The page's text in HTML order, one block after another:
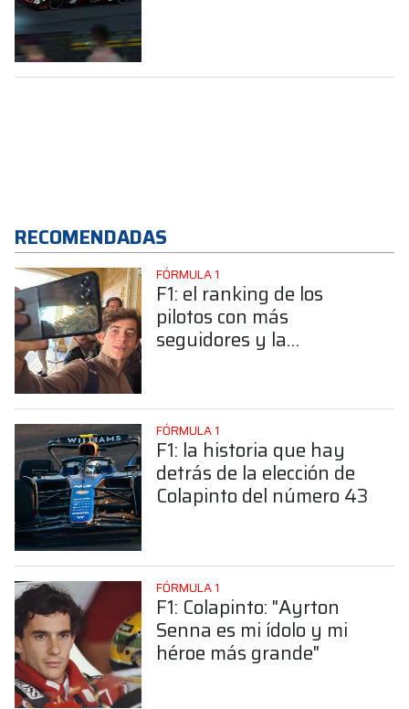
RECOMENDADAS
FÓRMULA 1
F1: el ranking de los
pilotos con más
seguidores y la
FÓRMULA 1
F1: la historia que hay
detrás de la elección de
Colapinto del número 43
FÓRMULA 1
F1: Colapinto: "Ayrton
Senna es mi ídolo y mi
héroe más grande"